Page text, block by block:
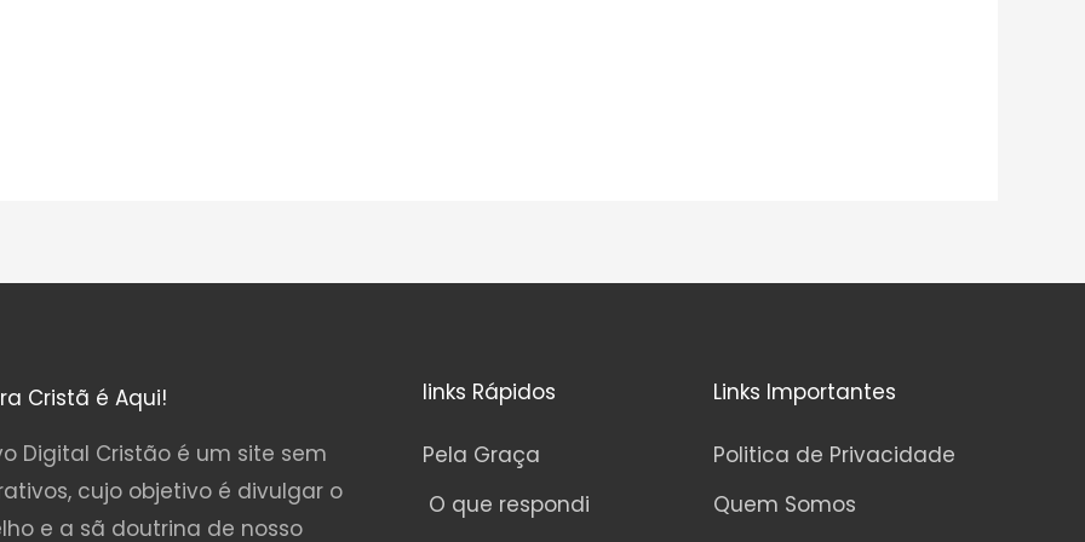
Cristã é Aqui!
Digital Cristão é um site sem
cujo objetivo é divulgar o
e a sã doutrina de nosso
links Rápidos
Pela Graça
O que respondi
Links Importantes
Politica de Privacidade
Quem Somos